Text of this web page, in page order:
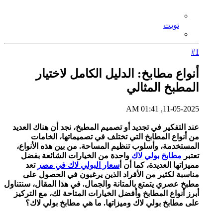
تويت
#1
أنواع مطابخ: الدليل الكامل لاختيار
المطبخ المثالي
11-05-2025, 01:41 AM
عند التفكير في تجديد أو تصميم المطبخ، نجد أن هناك العديد
من أنواع المطابخ التي تختلف في تصميماتها، الخامات
المستخدمة، وأسلوب تنظيم المساحة. من بين هذه الأنواع،
تعتبر مطابخ بولي لاك واحدة من الخيارات الشائعة بفضل
مميزاتها العديدة، كما أن أ سعار البولي لاك في مصر تعد
مناسبة لكثير من الأفراد الذين يرغبون في الحصول على
مطبخ عصري يتمتع بالمتانة والجمال. في هذا المقال، سنتناول
أبرز أنواع المطابخ وأفضل الخيارات المتاحة لك، مع التركيز
على مطابخ بولي لاك وميزاتها. ما هي مطابخ بولي لاك؟